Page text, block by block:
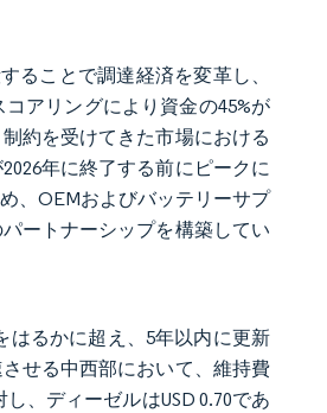
ることで調達経済を変革し、
アリングにより資金の45%が
約を受けてきた市場における
年に終了する前にピークに
、OEMおよびバッテリーサプ
ートナーシップを構築してい
はるかに超え、5年以内に更新
せる中西部において、維持費
、ディーゼルはUSD 0.70であ